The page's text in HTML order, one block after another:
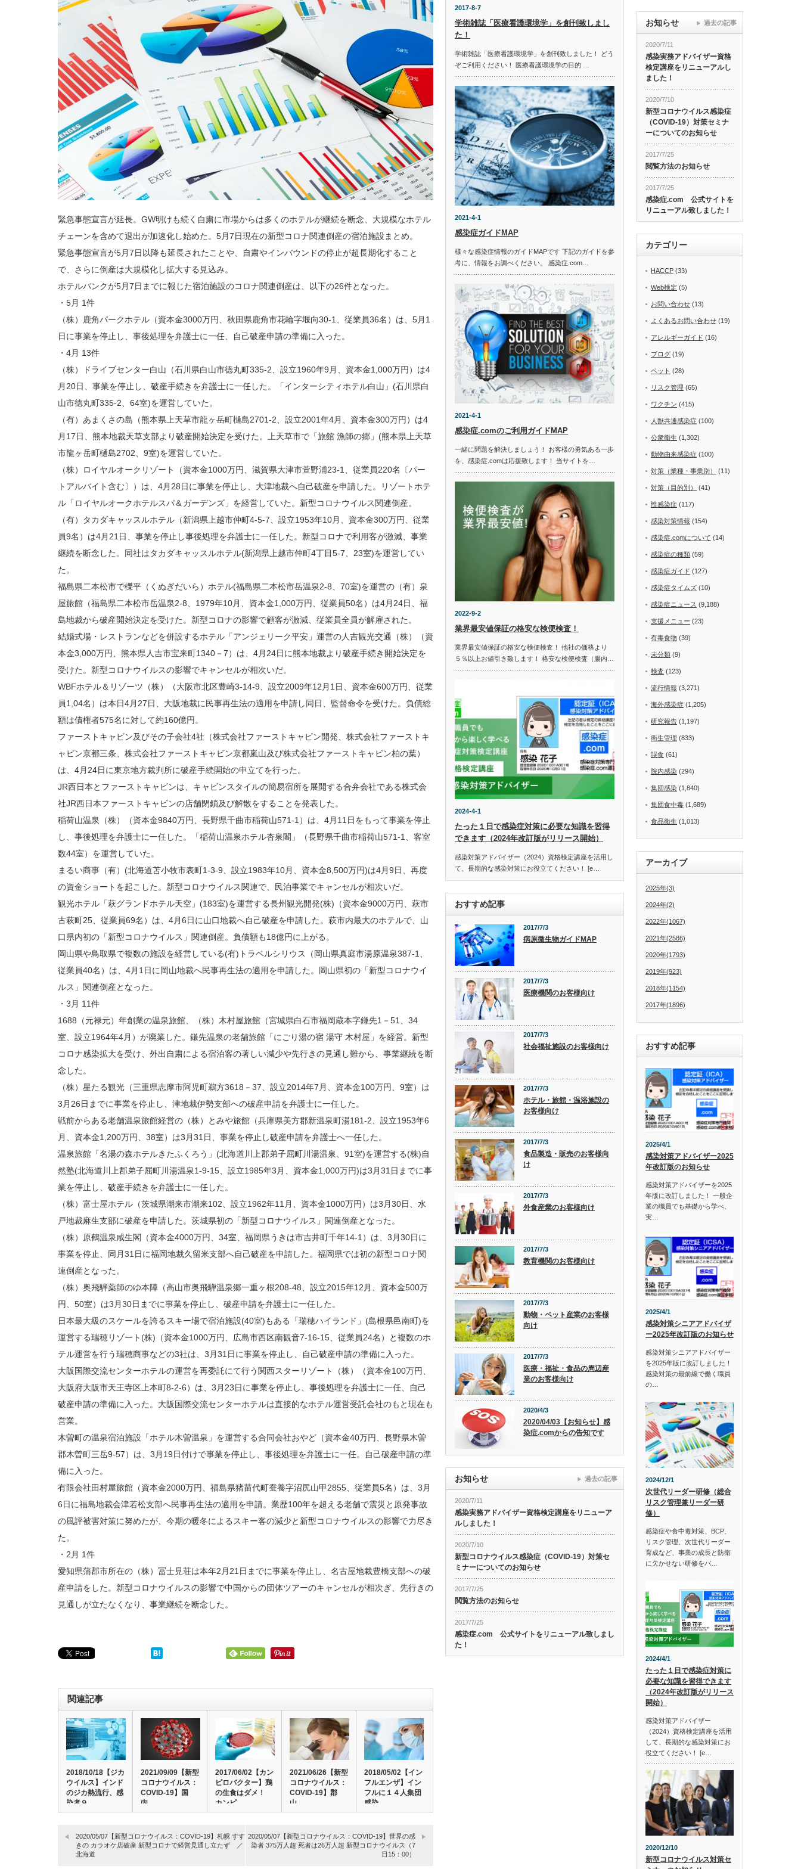
緊急事態宣言が延長。GW明けも続く自粛に市場からは多くのホテルが継続を断念、大規模なホテル
チェーンを含めて退出が加速化し始めた。5月7日現在の新型コロナ関連倒産の宿泊施設まとめ。
緊急事態宣言が5月7日以降も延長されたことや、自粛やインバウンドの停止が超長期化すること
で、さらに倒産は大規模化し拡大する見込み。
ホテルバンクが5月7日までに報じた宿泊施設のコロナ関連倒産は、以下の26件となった。
・5月 1件
（株）鹿角パークホテル（資本金3000万円、秋田県鹿角市花輪字堰向30-1、従業員36名）は、5月1
日に事業を停止し、事後処理を弁護士に一任、自己破産申請の準備に入った。
・4月 13件
（株）ドライブセンター白山（石川県白山市徳丸町335-2、設立1960年9月、資本金1,000万円）は4
月20日、事業を停止し、破産手続きを弁護士に一任した。「インターシティホテル白山」(石川県白
山市徳丸町335-2、64室)を運営していた。
（有）あまくさの島（熊本県上天草市龍ヶ岳町樋島2701-2、設立2001年4月、資本金300万円）は4
月17日、熊本地裁天草支部より破産開始決定を受けた。上天草市で「旅館 漁師の郷」(熊本県上天草
市龍ヶ岳町樋島2702、9室)を運営していた。
（株）ロイヤルオークリゾート（資本金1000万円、滋賀県大津市萱野浦23-1、従業員220名〔パー
トアルバイト含む〕）は、4月28日に事業を停止し、大津地裁へ自己破産を申請した。リゾートホテ
ル「ロイヤルオークホテルスパ＆ガーデンズ」を経営していた。新型コロナウイルス関連倒産。
（有）タカダキャッスルホテル（新潟県上越市仲町4-5-7、設立1953年10月、資本金300万円、従業
員9名）は4月21日、事業を停止し事後処理を弁護士に一任した。新型コロナで利用客が激減、事業
継続を断念した。同社はタカダキャッスルホテル(新潟県上越市仲町4丁目5-7、23室)を運営してい
た。
福島県二本松市で櫟平（くぬぎだいら）ホテル(福島県二本松市岳温泉2-8、70室)を運営の（有）泉
屋旅館（福島県二本松市岳温泉2-8、1979年10月、資本金1,000万円、従業員50名）は4月24日、福
島地裁から破産開始決定を受けた。新型コロナの影響で顧客が激減、従業員全員が解雇された。
結婚式場・レストランなどを併設するホテル「アンジェリーク平安」運営の人吉観光交通（株）（資
本金3,000万円、熊本県人吉市宝来町1340－7）は、4月24日に熊本地裁より破産手続き開始決定を
受けた。新型コロナウイルスの影響でキャンセルが相次いだ。
WBFホテル＆リゾーツ（株）（大阪市北区豊崎3-14-9、設立2009年12月1日、資本金600万円、従業
員1,04名）は本日4月27日、大阪地裁に民事再生法の適用を申請し同日、監督命令を受けた。負債総
額は債権者575名に対して約160億円。
ファーストキャビン及びその⼦会社4社（株式会社ファーストキャビン開発、株式会社ファーストキ
ャビン京都三条、株式会社ファーストキャビン京都嵐⼭及び株式会社ファーストキャビン柏の葉）
は、4月24日に東京地⽅裁判所に破産⼿続開始の申⽴てを⾏った。
JR西日本とファーストキャビンは、キャビンスタイルの簡易宿所を展開する合弁会社である株式会
社JR西日本ファーストキャビンの店舗閉鎖及び解散をすることを発表した。
稲荷山温泉（株）（資本金9840万円、長野県千曲市稲荷山571-1）は、4月11日をもって事業を停止
し、事後処理を弁護士に一任した。「稲荷山温泉ホテル杏泉閣」（長野県千曲市稲荷山571-1、客室
数44室）を運営していた。
まるい商事（有）(北海道苫小牧市表町1-3-9、設立1983年10月、資本金8,500万円)は4月9日、再度
の資金ショートを起こした。新型コロナウイルス関連で、民泊事業でキャンセルが相次いだ。
観光ホテル「萩グランドホテル天空」(183室)を運営する長州観光開発(株)（資本金9000万円、萩市
古萩町25、従業員69名）は、4月6日に山口地裁へ自己破産を申請した。萩市内最大のホテルで、山
口県内初の「新型コロナウイルス」関連倒産。負債額も18億円に上がる。
岡山県や鳥取県で複数の施設を経営している(有)トラベルシリウス（岡山県真庭市湯原温泉387-1、
従業員40名）は、4月1日に岡山地裁へ民事再生法の適用を申請した。岡山県初の「新型コロナウイ
ルス」関連倒産となった。
・3月 11件
1688（元禄元）年創業の温泉旅館、（株）木村屋旅館（宮城県白石市福岡蔵本字鎌先1－51、34
室、設立1964年4月）が廃業した。鎌先温泉の老舗旅館「にごり湯の宿 湯守 木村屋」を経営。新型
コロナ感染拡大を受け、外出自粛による宿泊客の著しい減少や先行きの見通し難から、事業継続を断
念した。
（株）星たる観光（三重県志摩市阿児町鵜方3618－37、設立2014年7月、資本金100万円、9室）は
3月26日までに事業を停止し、津地裁伊勢支部への破産申請を弁護士に一任した。
戦前からある老舗温泉旅館経営の（株）とみや旅館（兵庫県美方郡新温泉町湯181-2、設立1953年6
月、資本金1,200万円、38室）は3月31日、事業を停止し破産申請を弁護士へ一任した。
温泉旅館「名湯の森ホテルきたふくろう」(北海道川上郡弟子屈町川湯温泉、91室)を運営する(株)自
然塾(北海道川上郡弟子屈町川湯温泉1-9-15、設立1985年3月、資本金1,000万円)は3月31日までに事
業を停止し、破産手続きを弁護士に一任した。
（株）富士屋ホテル（茨城県潮来市潮来102、設立1962年11月、資本金1000万円）は3月30日、水
戸地裁麻生支部に破産を申請した。茨城県初の「新型コロナウイルス」関連倒産となった。
（株）原鶴温泉咸生閣（資本金4000万円、34室、福岡県うきは市吉井町千年14-1）は、3月30日に
事業を停止、同月31日に福岡地裁久留米支部へ自己破産を申請した。福岡県では初の新型コロナ関
連倒産となった。
（株）奥飛騨薬師のゆ本陣（高山市奥飛騨温泉郷一重ヶ根208-48、設立2015年12月、資本金500万
円、50室）は3月30日までに事業を停止し、破産申請を弁護士に一任した。
日本最大級のスケールを誇るスキー場で宿泊施設(40室)もある「瑞穂ハイランド」(島根県邑南町)を
運営する瑞穂リゾート(株)（資本金1000万円、広島市西区南観音7-16-15、従業員24名）と複数のホ
テル運営を行う瑞穂商事などの3社は、3月31日に事業を停止し、自己破産申請の準備に入った。
大阪国際交流センターホテルの運営を再委託にて行う関西スターリゾート（株）（資本金100万円、
大阪府大阪市天王寺区上本町8-2-6）は、3月23日に事業を停止し、事後処理を弁護士に一任、自己
破産申請の準備に入った。大阪国際交流センターホテルは直接的なホテル運営受託会社のもと現在も
営業。
木曽町の温泉宿泊施設「ホテル木曽温泉」を運営する合同会社おやど（資本金40万円、長野県木曽
郡木曽町三岳9-57）は、3月19日付けで事業を停止し、事後処理を弁護士に一任。自己破産申請の準
備に入った。
有限会社田村屋旅館（資本金2000万円、福島県猪苗代町蚕養字沼尻山甲2855、従業員5名）は、3月
6日に福島地裁会津若松支部へ民事再生法の適用を申請。業歴100年を超える老舗で震災と原発事故
の風評被害対策に努めたが、今期の暖冬によるスキー客の減少と新型コロナウイルスの影響で力尽き
た。
・2月 1件
愛知県蒲郡市所在の（株）冨士見荘は本年2月21日までに事業を停止し、名古屋地裁豊橋支部への破
産申請をした。新型コロナウイルスの影響で中国からの団体ツアーのキャンセルが相次ぎ、先行きの
見通しが立たなくなり、事業継続を断念した。
関連記事
2018/10/18【ジカ
ウイルス】インド
のジカ熱流行、感
染者９…
2021/09/09【新型
コロナウイルス：
COVID-19】国
内…
2017/06/02【カン
ピロバクター】鶏
の生食はダメ！
カンピ…
2021/06/26【新型
コロナウイルス：
COVID-19】郡
山…
2018/05/02【イン
フルエンザ】イン
フルに１４人集団
感染、…
2020/05/07【新型コロナウイルス：COVID-19】札幌 すす
きの カラオケ店破産 新型コロナで経営見通し立たず ／
北海道
2020/05/07【新型コロナウイルス：COVID-19】世界の感
染者 375万人超 死者は26万人超 新型コロナウイルス（7
日15：00）
2017-8-7
学術雑誌「医療看護環境学」を創刊致しまし
た！
学術雑誌「医療看護環境学」を創刊致しました！ どう
ぞご利用ください！ 医療看護環境学の目的 …
2021-4-1
感染症ガイドMAP
様々な感染症情報のガイドMAPです 下記のガイドを参
考に、情報をお調べください。 感染症.com…
2021-4-1
感染症.comのご利用ガイドMAP
一緒に問題を解決しましょう！ お客様の勇気ある一歩
を、感染症.comは応援致します！ 当サイトを…
2022-9-2
業界最安値保証の格安な検便検査！
業界最安値保証の格安な検便検査！ 他社の価格より
５％以上お値引き致します！ 格安な検便検査（腸内…
2024-4-1
たった１日で感染症対策に必要な知識を習得
できます（2024年改訂版がリリース開始）
感染対策アドバイザー（2024）資格検定講座を活用し
て、長期的な感染対策にお役立てください！ [e…
おすすめ記事
2017/7/3
病原微生物ガイドMAP
2017/7/3
医療機関のお客様向け
2017/7/3
社会福祉施設のお客様向け
2017/7/3
ホテル・旅館・温浴施設の
お客様向け
2017/7/3
食品製造・販売のお客様向
け
2017/7/3
外食産業のお客様向け
2017/7/3
教育機関のお客様向け
2017/7/3
動物・ペット産業のお客様
向け
2017/7/3
医療・福祉・食品の周辺産
業のお客様向け
2020/4/3
2020/04/03【お知らせ】感
染症.comからの告知です
お知らせ
2020/7/11
感染実務アドバイザー資格検定講座をリニューア
ルしました！
2020/7/10
新型コロナウイルス感染症（COVID-19）対策セ
ミナーについてのお知らせ
2017/7/25
閲覧方法のお知らせ
2017/7/25
感染症.com 公式サイトをリニューアル致しまし
た！
過去の記事
お知らせ
2020/7/11
感染実務アドバイザー資格
検定講座をリニューアルし
ました！
2020/7/10
新型コロナウイルス感染症
（COVID-19）対策セミナ
ーについてのお知らせ
2017/7/25
閲覧方法のお知らせ
2017/7/25
感染症.com 公式サイトを
リニューアル致しました！
過去の記事
カテゴリー
HACCP (33)
Web検定 (5)
お問い合わせ (13)
よくあるお問い合わせ (19)
アレルギーガイド (16)
ブログ (19)
ペット (28)
リスク管理 (65)
ワクチン (415)
人獣共通感染症 (100)
公衆衛生 (1,302)
動物由来感染症 (100)
対策（業種・事業別） (11)
対策（目的別） (41)
性感染症 (117)
感染対策情報 (154)
感染症.comについて (14)
感染症の種類 (59)
感染症ガイド (127)
感染症タイムズ (10)
感染症ニュース (9,188)
支援メニュー (23)
有毒食物 (39)
未分類 (9)
検査 (123)
流行情報 (3,271)
海外感染症 (1,205)
研究報告 (1,197)
衛生管理 (833)
誤食 (61)
院内感染 (294)
集団感染 (1,840)
集団食中毒 (1,689)
食品衛生 (1,013)
アーカイブ
2025年(3)
2024年(2)
2022年(1067)
2021年(2586)
2020年(1793)
2019年(923)
2018年(1154)
2017年(1896)
おすすめ記事
2025/4/1
感染対策アドバイザー2025
年改訂版のお知らせ
感染対策アドバイザーを2025
年版に改訂しました！ 一般企
業の職員でも基礎から学べ、
実…
2025/4/1
感染対策シニアアドバイザ
ー2025年改訂版のお知らせ
感染対策シニアアドバイザー
を2025年版に改訂しました！
感染対策の最前線で働く職員
の…
2024/12/1
次世代リーダー研修（総合
リスク管理兼リーダー研
修）
感染症や食中毒対策、BCP、
リスク管理、次世代リーダー
育成など、事業の成長と防衛
に欠かせない研修をパ…
2024/4/1
たった１日で感染症対策に
必要な知識を習得できます
（2024年改訂版がリリース
開始）
感染対策アドバイザー
（2024）資格検定講座を活用
して、長期的な感染対策にお
役立てください！ [e…
2020/12/10
新型コロナウイルス対策セ